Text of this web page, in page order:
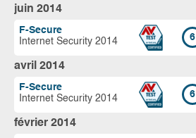
juin 2014
F-Secure
Internet Security 2014
6
avril 2014
F-Secure
Internet Security 2014
6
février 2014